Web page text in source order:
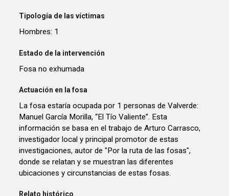
Tipología de las víctimas
Hombres: 1
Estado de la intervención
Fosa no exhumada
Actuación en la fosa
La fosa estaría ocupada por 1 personas de Valverde:
Manuel García Morilla, “El Tío Valiente”. Esta
información se basa en el trabajo de Arturo Carrasco,
investigador local y principal promotor de estas
investigaciones, autor de "Por la ruta de las fosas",
donde se relatan y se muestran las diferentes
ubicaciones y circunstancias de estas fosas.
Relato histórico